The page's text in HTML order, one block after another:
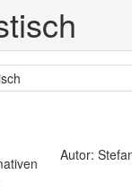
Autor: